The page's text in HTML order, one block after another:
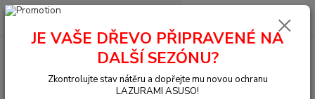
+420 377 441 961 0,00 Kč
JE VAŠE DŘEVO PŘIPRAVENÉ NA
DALŠÍ SEZÓNU?
Zkontrolujte stav nátěru a dopřejte mu novou ochranu
LAZURAMI ASUSO!